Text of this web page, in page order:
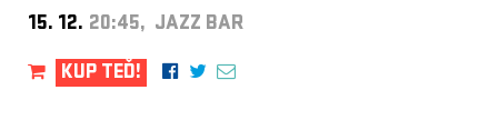
15. 12. 20:45, JAZZ BAR
KUP TEĎ!